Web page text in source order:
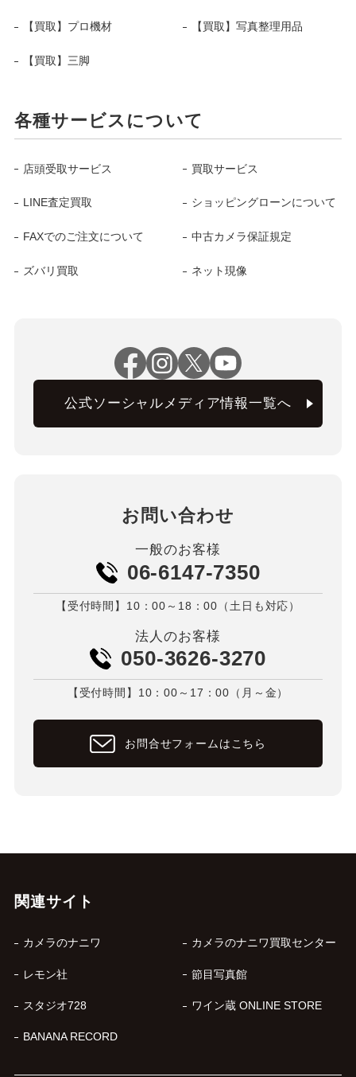
【買取】プロ機材 【買取】写真整理用品
【買取】三脚
各種サービスについて
店頭受取サービス 買取サービス
LINE査定買取 ショッピングローンについて
FAXでのご注文について 中古カメラ保証規定
ズバリ買取 ネット現像
公式ソーシャルメディア情報一覧へ
お問い合わせ
一般のお客様
06-6147-7350
【受付時間】10：00～18：00（土日も対応）
法人のお客様
050-3626-3270
【受付時間】10：00～17：00（月～金）
お問合せフォームはこちら
関連サイト
カメラのナニワ カメラのナニワ買取センター
レモン社 節目写真館
スタジオ728 ワイン蔵 ONLINE STORE
BANANA RECORD